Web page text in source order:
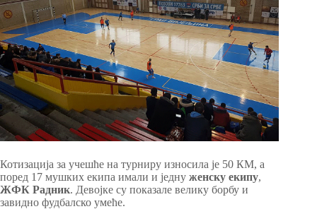
Котизација за учешће на турниру износила је 50 КМ, а
поред 17 мушких екипа имали и једну женску екипу,
ЖФК Радник. Девојке су показале велику борбу и
завидно фудбалско умеће.